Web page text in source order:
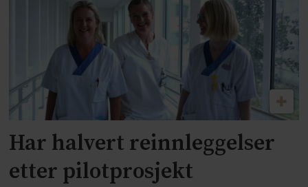
Har halvert reinnleggelser
etter pilotprosjekt